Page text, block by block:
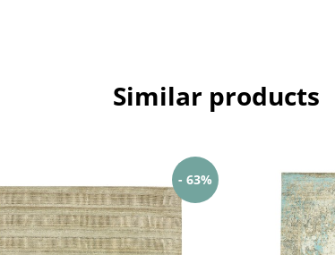
Similar products
- 63%